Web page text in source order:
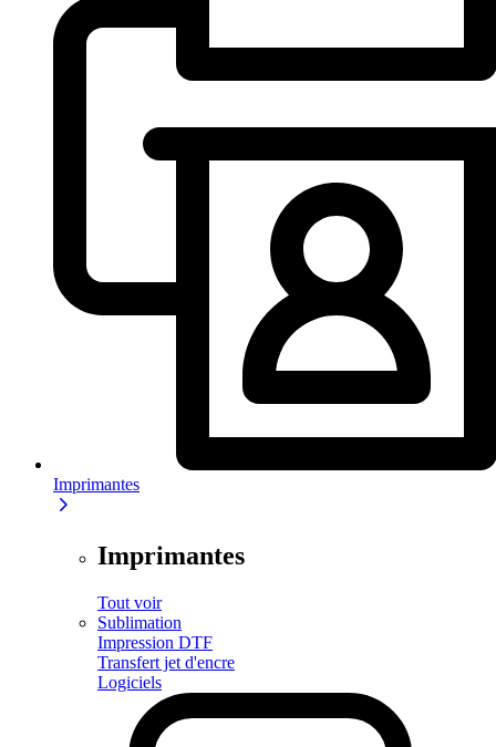
Imprimantes
Imprimantes
Tout voir
Sublimation
Impression DTF
Transfert jet d'encre
Logiciels